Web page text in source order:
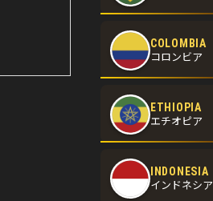
COLOMBIA
コロンビア
ETHIOPIA
エチオピア
INDONESIA
インドネシア